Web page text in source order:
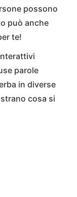
possono
può anche
te!
parole
in diverse
cosa si